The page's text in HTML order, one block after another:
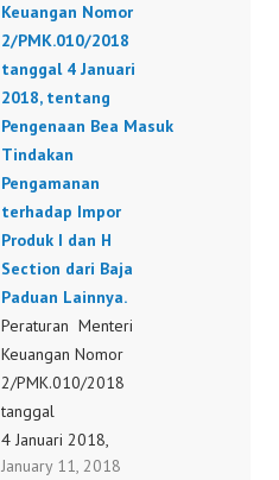
Keuangan Nomor
2/PMK.010/2018
tanggal 4 Januari
2018, tentang
Pengenaan Bea Masuk
Tindakan
Pengamanan
terhadap Impor
Produk I dan H
Section dari Baja
Paduan Lainnya.
Peraturan Menteri
Keuangan Nomor
2/PMK.010/2018
tanggal
4 Januari 2018,
tentang Pengenaan Bea
January 11, 2018